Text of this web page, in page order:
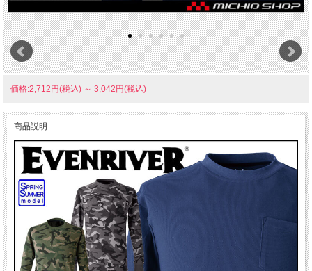
価格:2,712円(税込) ～ 3,042円(税込)
商品説明